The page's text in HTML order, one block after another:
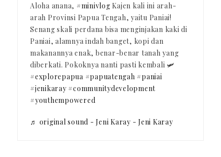
Aloha anana, #minivlog Kajen kali ini arah-
arah Provinsi Papua Tengah, yaitu Paniai!
Senang skali perdana bisa menginjakan kaki di
Paniai, alamnya indah banget, kopi dan
makanannya enak, benar-benar tanah yang
diberkati. Pokoknya nanti pasti kembali 🛩️
#explorepapua #papuatengah #paniai
#jenikaray #communitydevelopment
#youthempowered
♬ original sound - Jeni Karay - Jeni Karay